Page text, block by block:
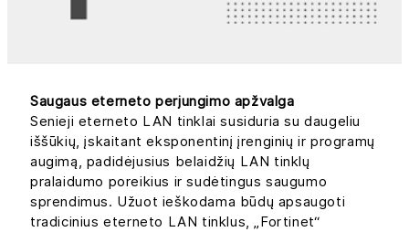
Saugaus eterneto perjungimo apžvalga
Senieji eterneto LAN tinklai susiduria su daugeliu
iššūkių, įskaitant eksponentinį įrenginių ir programų
augimą, padidėjusius belaidžių LAN tinklų
pralaidumo poreikius ir sudėtingus saugumo
sprendimus. Užuot ieškodama būdų apsaugoti
tradicinius eterneto LAN tinklus, „Fortinet“